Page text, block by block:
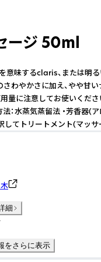
ージ 50ml
意味するclaris、または明
さわやかさに加え、やや甘
量に注意してお使いくださ
法：水蒸気蒸留法 ・芳香器
してトリートメント(マッ
細
をさらに表示